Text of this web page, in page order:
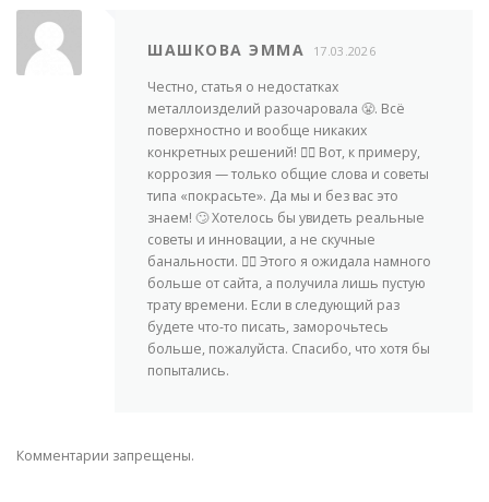
ШАШКОВА ЭММА 17.03.2026
Честно, статья о недостатках
металлоизделий разочаровала 😤. Всё
поверхностно и вообще никаких
конкретных решений! 🤦‍♀️ Вот, к примеру,
коррозия — только общие слова и советы
типа «покрасьте». Да мы и без вас это
знаем! 🙄 Хотелось бы увидеть реальные
советы и инновации, а не скучные
банальности. 🤷‍♀️ Этого я ожидала намного
больше от сайта, а получила лишь пустую
трату времени. Если в следующий раз
будете что-то писать, заморочьтесь
больше, пожалуйста. Спасибо, что хотя бы
попытались.
Комментарии запрещены.